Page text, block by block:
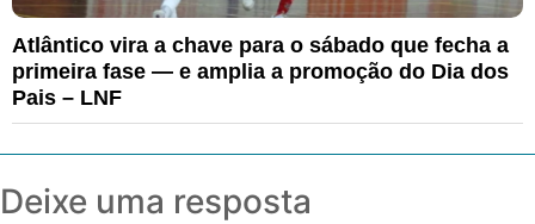
Atlântico vira a chave para o sábado que fecha a
primeira fase — e amplia a promoção do Dia dos
Pais – LNF
Deixe uma resposta